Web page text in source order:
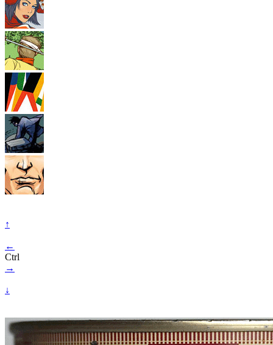
↑
←
Ctrl
→
↓